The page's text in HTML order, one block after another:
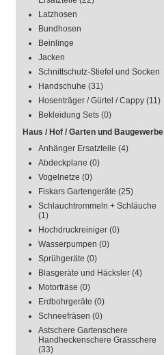
Latzhosen
Bundhosen
Beinlinge
Jacken
Schnittschutz-Stiefel und Socken
Handschuhe (31)
Hosenträger / Gürtel / Cappy (11)
Bekleidung Sets (0)
Haus / Hof / Garten und Baugewerbe
Anhänger Ersatzteile (4)
Abdeckplane (0)
Vogelnetze (0)
Fiskars Gartengeräte (25)
Schlauchtrommeln + Schläuche
(1)
Hochdruckreiniger (0)
Wasserpumpen (0)
Sprühgeräte (0)
Blasgeräte und Häcksler (4)
Motorfräse (0)
Erdbohrgeräte (0)
Schneefräsen (0)
Astschere Gartenschere
Handheckenschere Grasschere
(33)